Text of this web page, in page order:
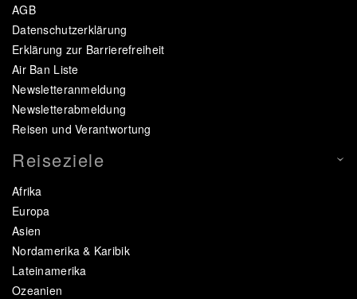
AGB
Datenschutzerklärung
Erklärung zur Barrierefreiheit
Air Ban Liste
Newsletteranmeldung
Newsletterabmeldung
Reisen und Verantwortung
Reiseziele
Afrika
Europa
Asien
Nordamerika & Karibik
Lateinamerika
Ozeanien